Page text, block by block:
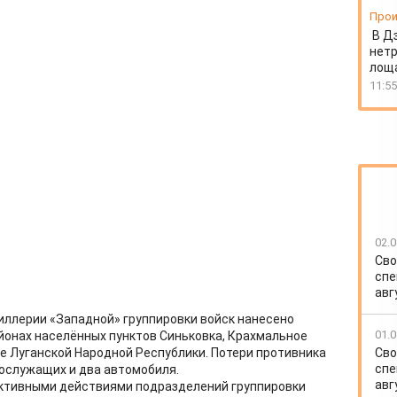
«Западной» группировки войск нанесено
населённых пунктов Синьковка, Крахмальное
Луганской Народной Республики. Потери противника
и два автомобиля.
действиями подразделений группировки
В